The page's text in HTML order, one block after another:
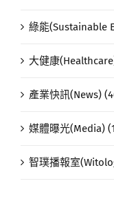
綠能(Sustainable
大健康
產業快訊(News)
媒體曝光(Media)
智璞播報室